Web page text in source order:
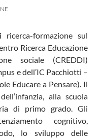
formazione sul
Ricerca Educazione
sociale (CREDDI)
e dell’IC Pacchiotti –
Educare a Pensare). Il
alla scuola
di primo grado. Gli
cognitivo,
lo sviluppo delle